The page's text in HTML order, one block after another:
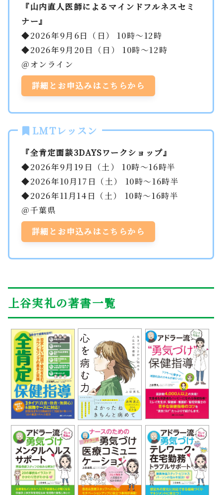
『山内直人医師によるマインドフルネスセミ
ナー』
◆2026年9月6日（日） 10時～12時
◆2026年9月20日（日） 10時～12時
＠オンライン
詳細とお申込みはこちらから
LMTレッスン
『全肯定面談3DAYSワークショップ』
◆2026年9月19日（土） 10時～16時半
◆2026年10月17日（土） 10時～16時半
◆2026年11月14日（土） 10時～16時半
＠千葉県
詳細とお申込みはこちらから
上谷実礼の著書一覧